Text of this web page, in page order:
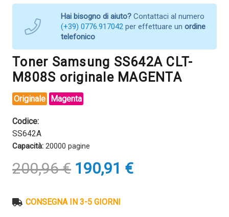
Hai bisogno di aiuto? Contattaci al numero
(+39) 0776.917042 per effettuare un ordine
telefonico
Toner Samsung SS642A CLT-
M808S originale MAGENTA
Originale Magenta
Codice:
SS642A
Capacità: 20000 pagine
200,96€ Il
prezzo
era:
190,91 €Il
prezzo
CONSEGNA IN 3-5 GIORNI